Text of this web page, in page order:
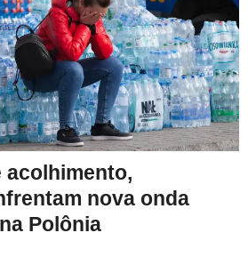
acolhimento,
nova onda
Polônia